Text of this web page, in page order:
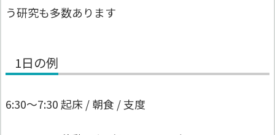
う研究も多数あります
1日の例
6:30〜7:30 起床 / 朝食 / 支度